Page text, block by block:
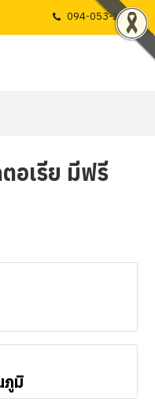
094-053-1725
อเรีย มีฟรี
ภูมิ